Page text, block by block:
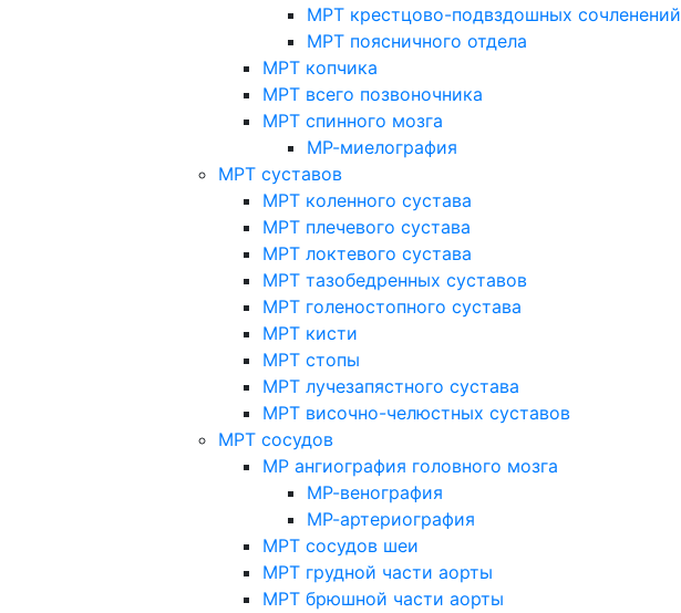
МРТ крестцово-подвздошных сочленений
МРТ поясничного отдела
МРТ копчика
МРТ всего позвоночника
МРТ спинного мозга
МР-миелография
МРТ суставов
МРТ коленного сустава
МРТ плечевого сустава
МРТ локтевого сустава
МРТ тазобедренных суставов
МРТ голеностопного сустава
МРТ кисти
МРТ стопы
МРТ лучезапястного сустава
МРТ височно-челюстных суставов
МРТ сосудов
МР ангиография головного мозга
МР-венография
МР-артериография
МРТ сосудов шеи
МРТ грудной части аорты
МРТ брюшной части аорты